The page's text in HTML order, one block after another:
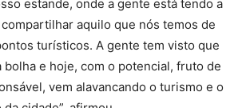
estande, onde a gente está tendo a
aquilo que nós temos de
turísticos. A gente tem visto que
bolha e hoje, com o potencial, fruto de
vem alavancando o turismo e o